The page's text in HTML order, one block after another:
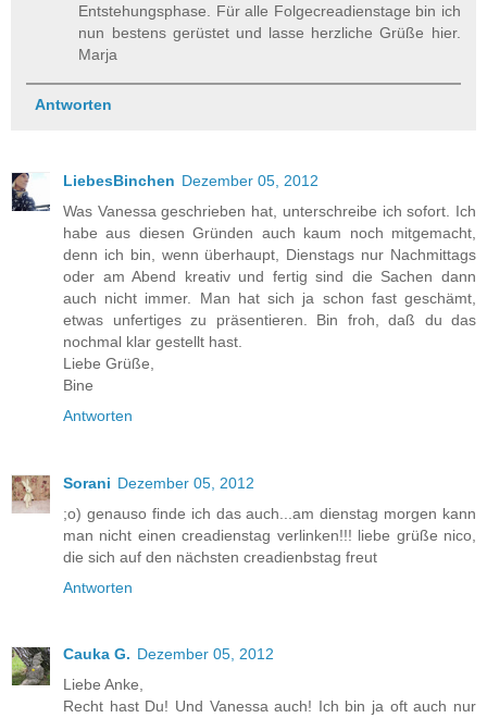
Entstehungsphase. Für alle Folgecreadienstage bin ich
nun bestens gerüstet und lasse herzliche Grüße hier.
Marja
Antworten
LiebesBinchen Dezember 05, 2012
Was Vanessa geschrieben hat, unterschreibe ich sofort. Ich
habe aus diesen Gründen auch kaum noch mitgemacht,
denn ich bin, wenn überhaupt, Dienstags nur Nachmittags
oder am Abend kreativ und fertig sind die Sachen dann
auch nicht immer. Man hat sich ja schon fast geschämt,
etwas unfertiges zu präsentieren. Bin froh, daß du das
nochmal klar gestellt hast.
Liebe Grüße,
Bine
Antworten
Sorani Dezember 05, 2012
;o) genauso finde ich das auch...am dienstag morgen kann
man nicht einen creadienstag verlinken!!! liebe grüße nico,
die sich auf den nächsten creadienbstag freut
Antworten
Cauka G. Dezember 05, 2012
Liebe Anke,
Recht hast Du! Und Vanessa auch! Ich bin ja oft auch nur